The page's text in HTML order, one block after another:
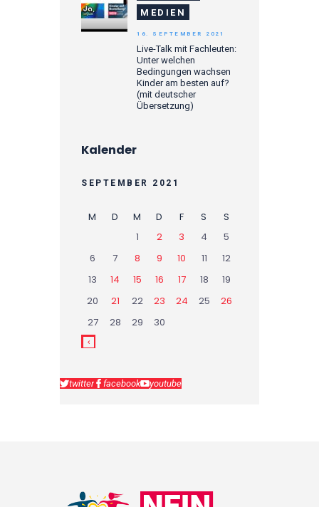
MEDIEN
Live-Talk mit Fachleuten:
Unter welchen
Bedingungen wachsen
Kinder am besten auf?
(mit deutscher
Übersetzung)
16. SEPTEMBER 2021
Kalender
SEPTEMBER 2021
M D M D F S
S
1
2 3 4
5
6
7 8 9 10 11
12
13
14 15 16 17 18
19
20
21 22 23 24 25
26
27
28 29 30
twitter facebook youtube